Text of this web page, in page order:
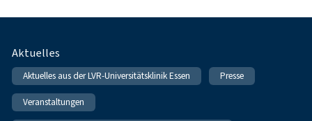
Fußnavigation
Aktuelles
Aktuelles aus der LVR-Universitätsklinik Essen Presse
Veranstaltungen